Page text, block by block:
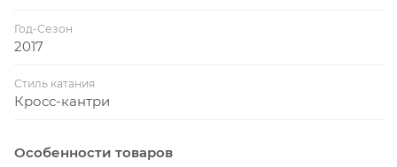
Год-Сезон
2017
Стиль катания
Кросс-кантри
Особенности товаров